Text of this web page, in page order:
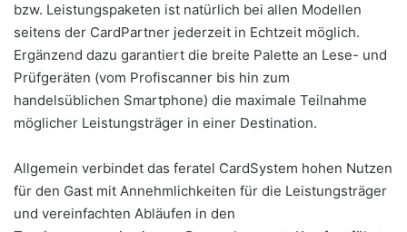
bzw. Leistungspaketen ist natürlich bei allen Modellen
seitens der CardPartner jederzeit in Echtzeit möglich.
Ergänzend dazu garantiert die breite Palette an Lese- und
Prüfgeräten (vom Profiscanner bis hin zum
handelsüblichen Smartphone) die maximale Teilnahme
möglicher Leistungsträger in einer Destination.
Allgemein verbindet das feratel CardSystem hohen Nutzen
für den Gast mit Annehmlichkeiten für die Leistungsträger
und vereinfachten Abläufen in den